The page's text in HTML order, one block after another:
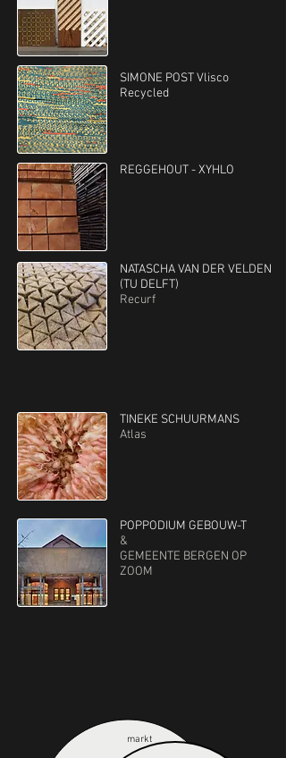
SIMONE POST Vlisco
Recycled
REGGEHOUT - XYHLO
NATASCHA VAN DER VELDEN
(TU DELFT)
Recurf
TINEKE SCHUURMANS
Atlas
POPPODIUM GEBOUW-T
&
GEMEENTE BERGEN OP
ZOOM
markt